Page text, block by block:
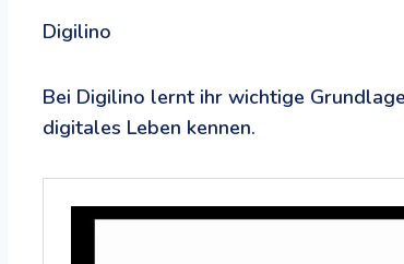
Digilino
Bei Digilino lernt ihr wichtige
digitales Leben kennen.